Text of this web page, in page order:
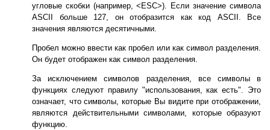
угловые скобки (например, <ESC>). Если значение символа
ASCII больше 127, он отобразится как код ASCII. Все
значения являются десятичными.
Пробел можно ввести как пробел или как символ разделения.
Он будет отображен как символ разделения.
За исключением символов разделения, все символы в
функциях следуют правилу "использования, как есть". Это
означает, что символы, которые Вы видите при отображении,
являются действительными символами, которые образуют
функцию.